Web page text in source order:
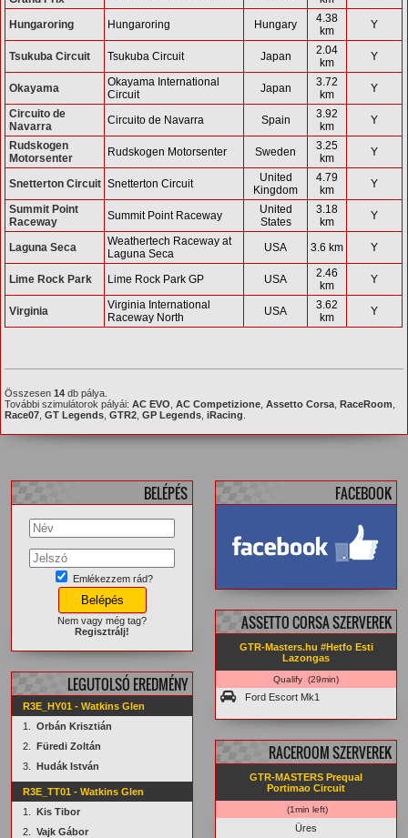
Hungaroring Hungaroring Hungary
4.38
km
Y
Tsukuba Circuit Tsukuba Circuit Japan
2.04
km
Y
Okayama
Okayama International
Circuit
Japan
3.72
km
Y
Circuito de
Navarra
Circuito de Navarra Spain
3.92
km
Y
Rudskogen
Motorsenter
Rudskogen Motorsenter Sweden
3.25
km
Y
Snetterton Circuit Snetterton Circuit
United
Kingdom
4.79
km
Y
Summit Point
Raceway
Summit Point Raceway
United
States
3.18
km
Y
Laguna Seca
Weathertech Raceway at
Laguna Seca
USA 3.6 km Y
Lime Rock Park Lime Rock Park GP USA
2.46
km
Y
Virginia
Virginia International
Raceway North
USA
3.62
km
Y
Összesen14 db pálya.
További szimulátorok pályái:AC EVO ,AC Competizione ,Assetto Corsa ,RaceRoom
Race07 ,GT Legends ,GTR2 ,GP Legends ,iRacing
BELÉPÉS
Emlékezzem rád?
Nem vagy még tag?
Regisztrálj!
LEGUTOLSÓ EREDMÉNY
R3E_HY01 - Watkins Glen
1. Orbán Krisztián
2. Füredi Zoltán
3. Hudák István
R3E_TT01 - Watkins Glen
1. Kis Tibor
2. Vajk Gábor
FACEBOOK
ASSETTO CORSA SZERVEREK
GTR-Masters.hu #Hetfo Esti
Lazongas
Qualify (29min)
Ford Escort Mk1
RACEROOM SZERVEREK
GTR-MASTERS Prequal
Portimao Circuit
(1min left)
Üres